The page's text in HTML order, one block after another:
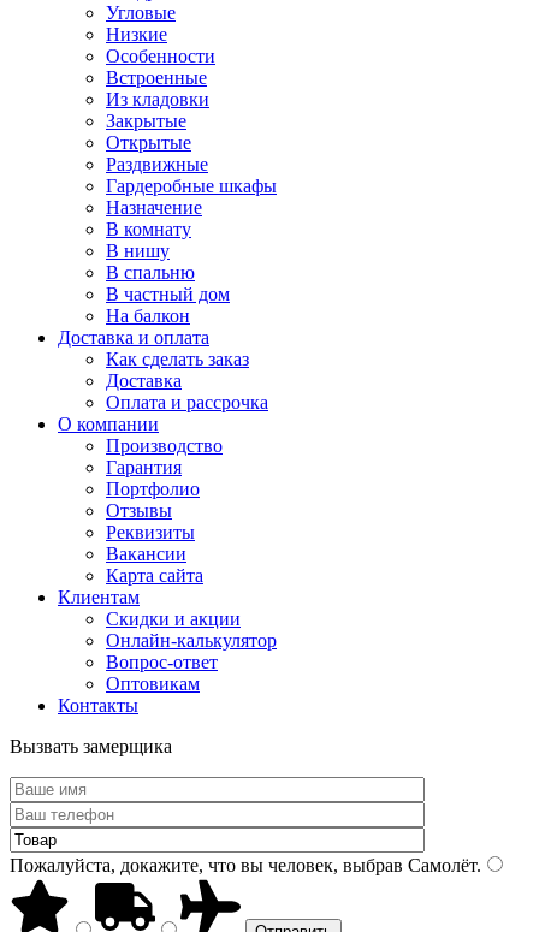
Угловые
Низкие
Особенности
Встроенные
Из кладовки
Закрытые
Открытые
Раздвижные
Гардеробные шкафы
Назначение
В комнату
В нишу
В спальню
В частный дом
На балкон
Доставка и оплата
Как сделать заказ
Доставка
Оплата и рассрочка
О компании
Производство
Гарантия
Портфолио
Отзывы
Реквизиты
Вакансии
Карта сайта
Клиентам
Скидки и акции
Онлайн-калькулятор
Вопрос-ответ
Оптовикам
Контакты
Вызвать замерщика
Пожалуйста, докажите, что вы человек, выбрав Самолёт.